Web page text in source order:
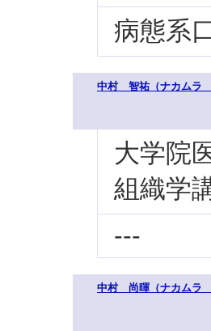
病態系
中村 智祐（ナカムラ
大学院
組織学
---
中村 尚暉（ナカムラ